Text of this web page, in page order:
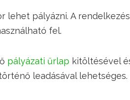
lehet pályázni. A
fel.
pályázati űrlap kitöltésével
leadásával lehetséges.